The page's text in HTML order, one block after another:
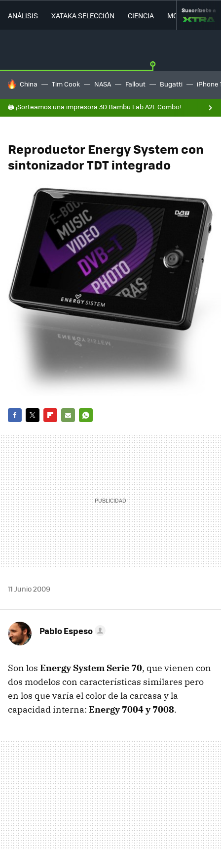
ANÁLISIS XATAKA SELECCIÓN CIENCIA MOVILIDAD
Suscríbete a
HOY SE HABLA DE
China Tim Cook NASA Fallout Bugatti iPhone
🖨️ ¡Sorteamos una impresora 3D Bambu Lab A2L Combo!
Reproductor Energy System con
sintonizador TDT integrado
MAIL
11 Junio 2009
Pablo Espeso
Son los Energy System Serie 70, que vienen con
dos modelos con características similares pero
en los que varía el color de la carcasa y la
capacidad interna: Energy 7004 y 7008.